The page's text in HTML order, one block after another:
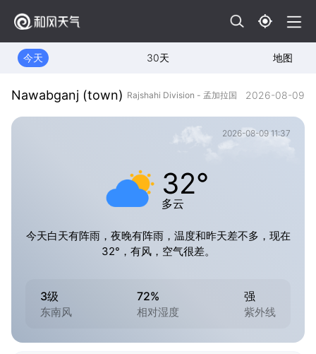
今天 30天 地图
Nawabganj (town) Rajshahi Division - 孟加拉国 2026-08-09
2026-08-09 11:37
32°
多云
今天白天有阵雨，夜晚有阵雨，温度和昨天差不多，现在
32°，有风，空气很差。
3级
东南风
72%
相对湿度
强
紫外线